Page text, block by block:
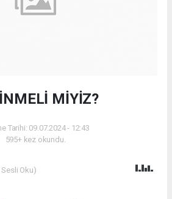
MİYİZ?
Tarihi: 09.07.2024 - 12:43
595+ kez okundu.
Oku)